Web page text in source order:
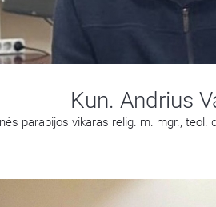
Kun. Andrius
parapijos vikaras relig. m. mgr.,